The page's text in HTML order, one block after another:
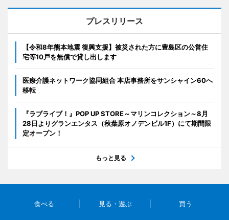
プレスリリース
【令和8年熊本地震 復興支援】被災された方に豊島区の公営住
宅等10戸を無償で貸し出します
医療介護ネットワーク協同組合 本店事務所をサンシャイン60へ
移転
『ラブライブ！』POP UP STORE～マリンコレクション～8月
28日よりグランエンタス（秋葉原オノデンビル1F）にて期間限
定オープン！
もっと見る
食べる 見る・遊ぶ 買う